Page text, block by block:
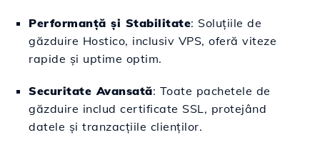
Performanță și Stabilitate: Soluțiile de
găzduire Hostico, inclusiv VPS, oferă viteze
rapide și uptime optim.
Securitate Avansată: Toate pachetele de
găzduire includ certificate SSL, protejând
datele și tranzacțiile clienților.